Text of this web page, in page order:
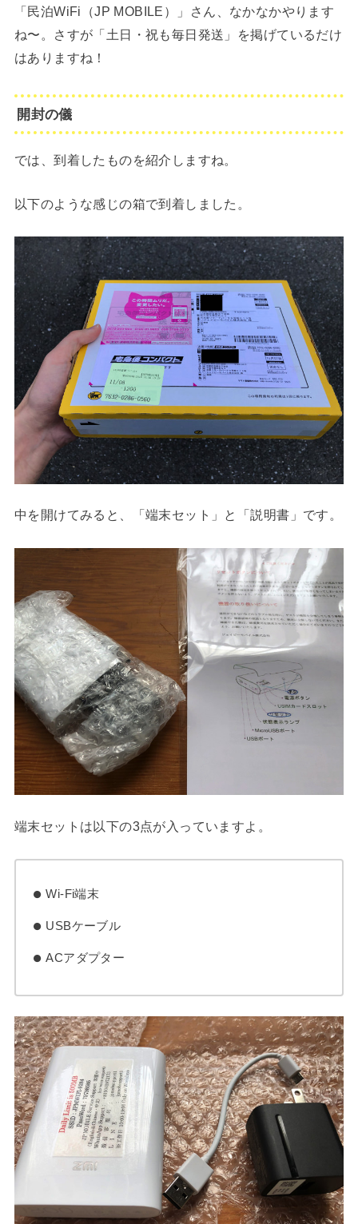
「民泊WiFi（JP MOBILE）」さん、なかなかやります
ね〜。さすが「土日・祝も毎日発送」を掲げているだけ
はありますね！
開封の儀
では、到着したものを紹介しますね。
以下のような感じの箱で到着しました。
中を開けてみると、「端末セット」と「説明書」です。
端末セットは以下の3点が入っていますよ。
Wi-Fi端末
USBケーブル
ACアダプター